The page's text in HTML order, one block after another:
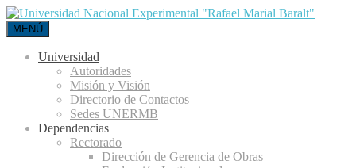
MENÚ
Universidad
Autoridades
Misión y Visión
Directorio de Contactos
Sedes UNERMB
Dependencias
Rectorado
Dirección de Gerencia de Obras